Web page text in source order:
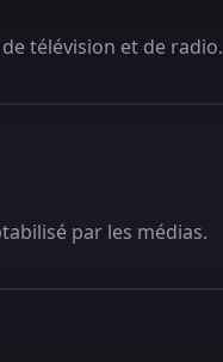
télévision et de radio.
par les médias.